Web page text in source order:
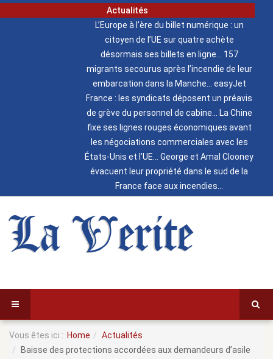
Actualités
L’Europe à l’ère du billet numérique : un
citoyen de l’UE sur quatre achète
désormais ses billets en ligne
157
migrants secourus après l’incendie de leur
embarcation dans la Manche
easyJet
France : les syndicats déposent un préavis
de grève du personnel de cabine
La Chine
fixe ses lignes rouges économiques avant
les négociations commerciales avec les
États-Unis et l’UE
George et Amal Clooney
évacuent leur propriété dans le sud de la
France face aux incendies
La Verite
Vous êtes ici : Home
Actualités
Baisse des protections accordées aux demandeurs d’asile